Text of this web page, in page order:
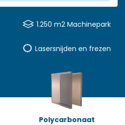
1.250 m2 Machinepark
Lasersnijden en frezen
Polycarbonaat